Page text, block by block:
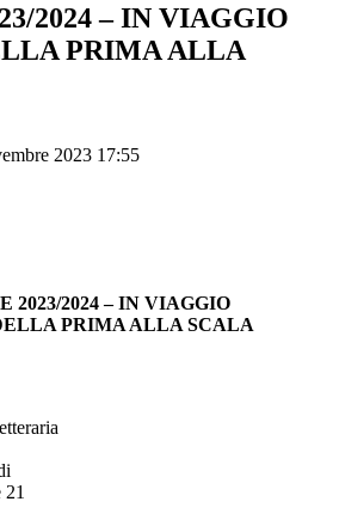
2024 – IN VIAGGIO
PRIMA ALLA
2023 17:55
2023/2024 – IN VIAGGIO
PRIMA ALLA SCALA